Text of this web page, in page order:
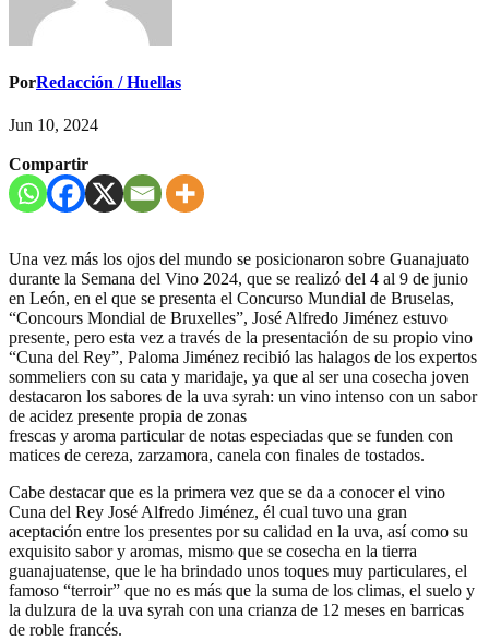
PorRedacción / Huellas
Jun 10, 2024
Compartir
Una vez más los ojos del mundo se posicionaron sobre Guanajuato
durante la Semana del Vino 2024, que se realizó del 4 al 9 de junio
en León, en el que se presenta el Concurso Mundial de Bruselas,
“Concours Mondial de Bruxelles”, José Alfredo Jiménez estuvo
presente, pero esta vez a través de la presentación de su propio vino
“Cuna del Rey”, Paloma Jiménez recibió las halagos de los expertos
sommeliers con su cata y maridaje, ya que al ser una cosecha joven
destacaron los sabores de la uva syrah: un vino intenso con un sabor
de acidez presente propia de zonas
frescas y aroma particular de notas especiadas que se funden con
matices de cereza, zarzamora, canela con finales de tostados.
Cabe destacar que es la primera vez que se da a conocer el vino
Cuna del Rey José Alfredo Jiménez, él cual tuvo una gran
aceptación entre los presentes por su calidad en la uva, así como su
exquisito sabor y aromas, mismo que se cosecha en la tierra
guanajuatense, que le ha brindado unos toques muy particulares, el
famoso “terroir” que no es más que la suma de los climas, el suelo y
la dulzura de la uva syrah con una crianza de 12 meses en barricas
de roble francés.